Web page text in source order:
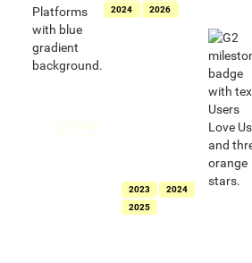
2024
2026
2023
2024
2025